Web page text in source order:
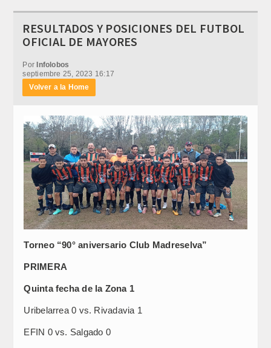
RESULTADOS Y POSICIONES DEL FUTBOL
OFICIAL DE MAYORES
PorInfolobos
septiembre 25, 2023 16:17
Volver a la Home
Torneo “90° aniversario Club Madreselva”
PRIMERA
Quinta fecha de la Zona 1
Uribelarrea 0 vs. Rivadavia 1
EFIN 0 vs. Salgado 0